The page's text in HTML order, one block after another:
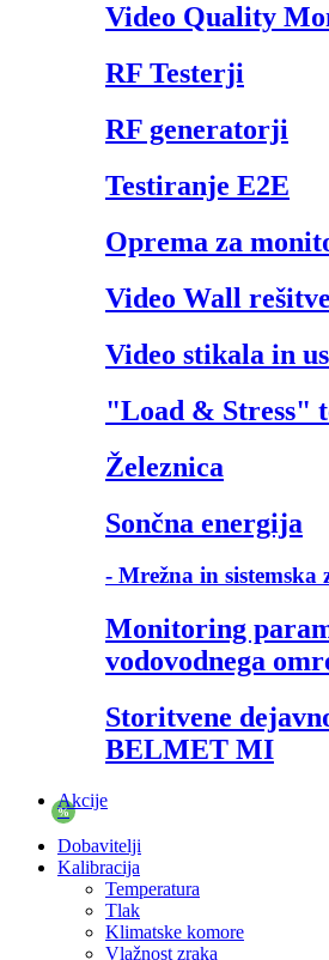
Video Quality
RF Testerji
RF generatorji
Testiranje E2E
Oprema za
Video Wall rešitve
Video stikala in
"Load & Stress"
Železnica
Sončna energija
- Mrežna in sistemska
Monitoring
vodovodnega
Storitvene
BELMET MI
Akcije
%
Dobavitelji
Kalibracija
Temperatura
Tlak
Klimatske komore
Vlažnost zraka